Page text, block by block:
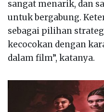
sangat menarik, dan
untuk bergabung.
sebagai pilihan
kecocokan dengan
dalam film”, katanya.